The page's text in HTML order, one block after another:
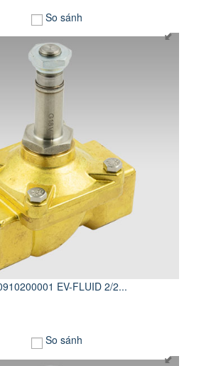
So sánh
EV-FLUID 2/2...
So sánh